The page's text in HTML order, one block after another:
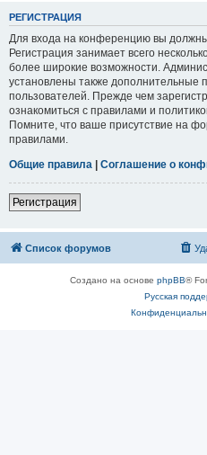
РЕГИСТРАЦИЯ
Для входа на конференцию вы
Регистрация занимает всего
более широкие возможности.
установлены также дополнительные
пользователей. Прежде чем
ознакомиться с правилами и
Помните, что ваше присутствие на
правилами.
Общие правила | Соглашение о
Регистрация
Список форумов
Создано на основе phpBB®
Русская